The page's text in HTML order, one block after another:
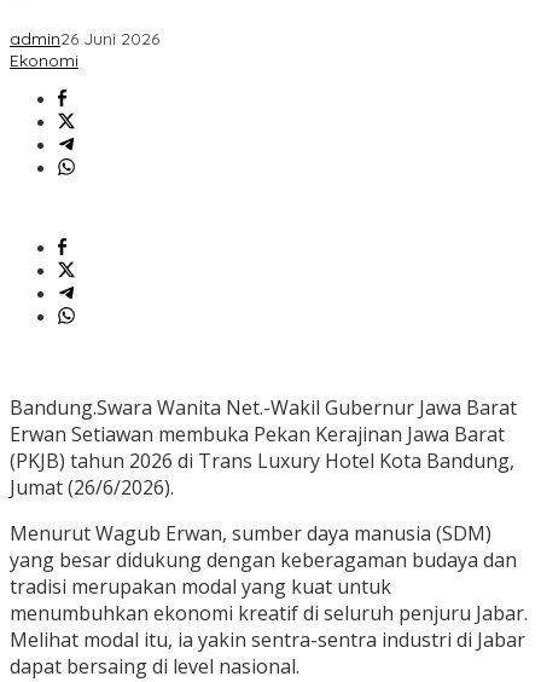
admin26 Juni 2026
Ekonomi
Bandung.Swara Wanita Net.-Wakil Gubernur Jawa Barat
Erwan Setiawan membuka Pekan Kerajinan Jawa Barat
(PKJB) tahun 2026 di Trans Luxury Hotel Kota Bandung,
Jumat (26/6/2026).
Menurut Wagub Erwan, sumber daya manusia (SDM)
yang besar didukung dengan keberagaman budaya dan
tradisi merupakan modal yang kuat untuk
menumbuhkan ekonomi kreatif di seluruh penjuru Jabar.
Melihat modal itu, ia yakin sentra-sentra industri di Jabar
dapat bersaing di level nasional.